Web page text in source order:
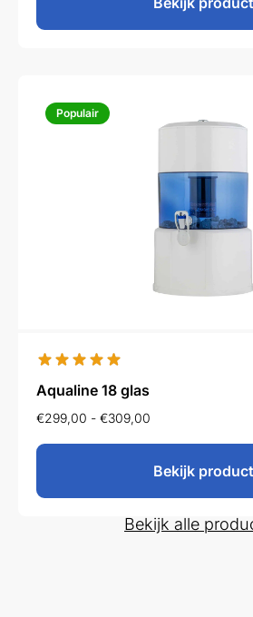
Populair
Aqualine 18 glas
€299,00 - €309,00
Bekijk product
Bekijk alle